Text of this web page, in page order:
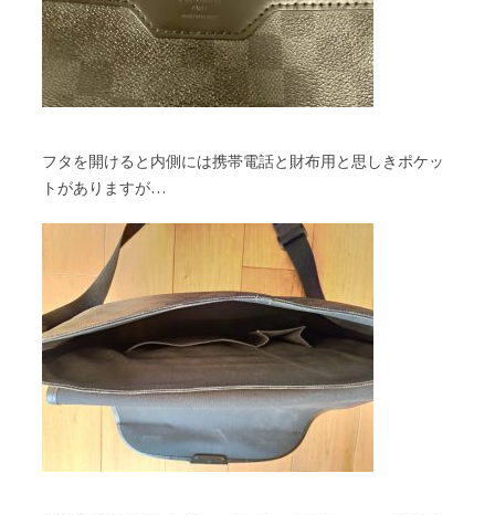
フタを開けると内側には携帯電話と財布用と思しきポケッ
トがありますが…